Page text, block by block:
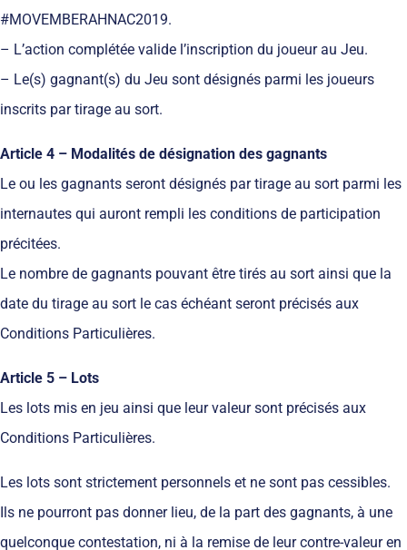
#MOVEMBERAHNAC2019.
– L’action complétée valide l’inscription du joueur au Jeu.
– Le(s) gagnant(s) du Jeu sont désignés parmi les joueurs
inscrits par tirage au sort.
Article 4 – Modalités de désignation des gagnants
Le ou les gagnants seront désignés par tirage au sort parmi les
internautes qui auront rempli les conditions de participation
précitées.
Le nombre de gagnants pouvant être tirés au sort ainsi que la
date du tirage au sort le cas échéant seront précisés aux
Conditions Particulières.
Article 5 – Lots
Les lots mis en jeu ainsi que leur valeur sont précisés aux
Conditions Particulières.
Les lots sont strictement personnels et ne sont pas cessibles.
Ils ne pourront pas donner lieu, de la part des gagnants, à une
quelconque contestation, ni à la remise de leur contre-valeur en